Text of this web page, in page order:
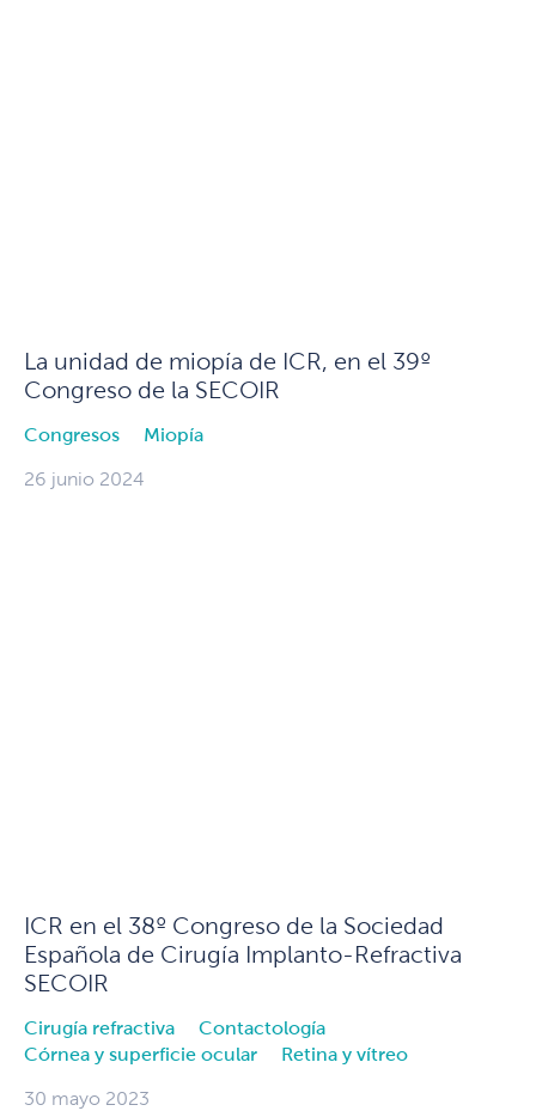
La unidad de miopía de ICR, en el 39º
Congreso de la SECOIR
Congresos Miopía
26 junio 2024
ICR en el 38º Congreso de la Sociedad
Española de Cirugía Implanto-Refractiva
SECOIR
Cirugía refractiva
Contactología
Córnea y superficie ocular
Retina y vítreo
30 mayo 2023